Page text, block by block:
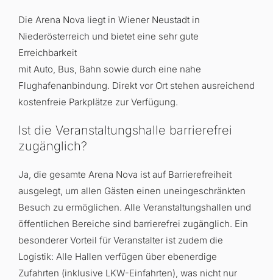
Die Arena Nova liegt in Wiener Neustadt in
Niederösterreich und bietet eine sehr gute
Erreichbarkeit
mit Auto, Bus, Bahn sowie durch eine nahe
Flughafenanbindung. Direkt vor Ort stehen ausreichend
kostenfreie Parkplätze zur Verfügung.
Ist die Veranstaltungshalle barrierefrei
zugänglich?
Ja, die gesamte Arena Nova ist auf Barrierefreiheit
ausgelegt, um allen Gästen einen uneingeschränkten
Besuch zu ermöglichen. Alle Veranstaltungshallen und
öffentlichen Bereiche sind barrierefrei zugänglich. Ein
besonderer Vorteil für Veranstalter ist zudem die
Logistik: Alle Hallen verfügen über ebenerdige
Zufahrten (inklusive LKW-Einfahrten), was nicht nur